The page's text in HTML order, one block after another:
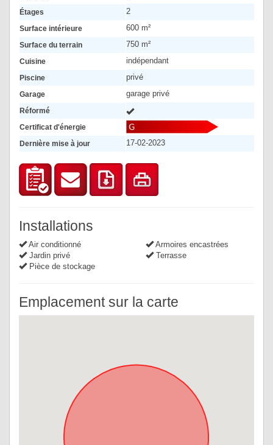
Étages 2
Surface intérieure 600 m²
Surface du terrain 750 m²
Cuisine indépendant
Piscine privé
Garage garage privé
Réformé
Certificat d'énergie
Dernière mise à jour 17-02-2023
Installations
Air conditionné
Armoires encastrées
Jardin privé
Terrasse
Pièce de stockage
Emplacement sur la carte